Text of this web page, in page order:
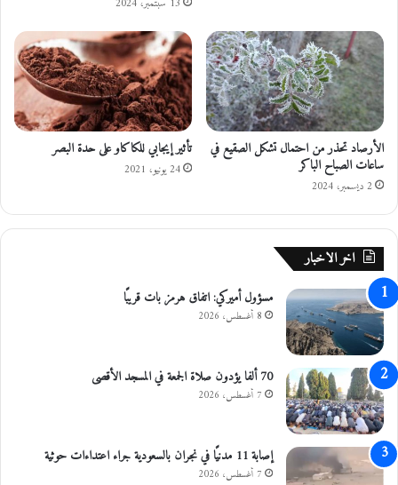
اب
ف
ا
ي
ر
و
س
ك
و
و
ن
13 سبتمبر، 2024
الأرصاد تحذر من احتمال تشكل الصقيع في
ساعات الصباح الباكر
2 ديسمبر، 2024
تأثير إيجابي للكاكاو على حدة البصر
24 يونيو، 2021
اخر الاخبار
مسؤول أميركي: اتفاق هرمز بات قريبًا
8 أغسطس، 2026
70 ألفا يؤدون صلاة الجمعة في المسجد الأقصى
7 أغسطس، 2026
إصابة 11 مدنيًا في نجران بالسعودية جراء اعتداءات حوثية
7 أغسطس، 2026